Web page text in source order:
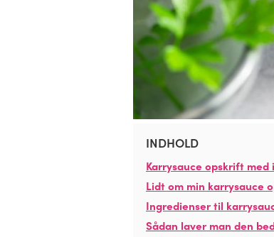
INDHOLD
Karrysauce opskrift
Lidt om min karrysauce
Ingredienser til
Sådan laver man den